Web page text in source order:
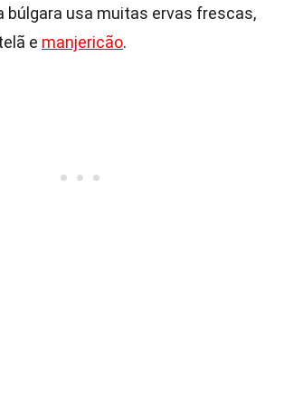
búlgara usa muitas ervas frescas,
e manjericão.